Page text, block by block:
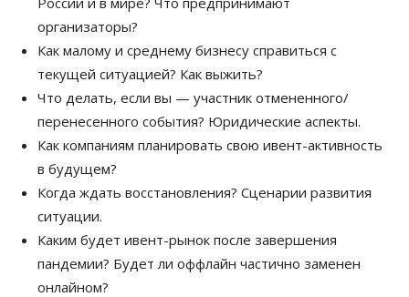
организаторы?
Как малому и среднему бизнесу справиться с
текущей ситуацией? Как выжить?
Что делать, если вы — участник отмененного/
перенесенного события? Юридические аспекты.
Как компаниям планировать свою ивент-активность
в будущем?
Когда ждать восстановления? Сценарии развития
ситуации.
Каким будет ивент-рынок после завершения
пандемии? Будет ли оффлайн частично заменен
онлайном?